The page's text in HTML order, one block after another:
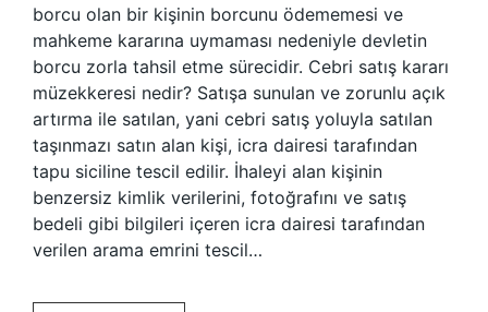
borcu olan bir kişinin borcunu ödememesi ve
mahkeme kararına uymaması nedeniyle devletin
borcu zorla tahsil etme sürecidir. Cebri satış kararı
müzekkeresi nedir? Satışa sunulan ve zorunlu açık
artırma ile satılan, yani cebri satış yoluyla satılan
taşınmazı satın alan kişi, icra dairesi tarafından
tapu siciline tescil edilir. İhaleyi alan kişinin
benzersiz kimlik verilerini, fotoğrafını ve satış
bedeli gibi bilgileri içeren icra dairesi tarafından
verilen arama emrini tescil…